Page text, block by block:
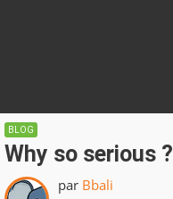
BLOG
Why so serious ?
par Bbali